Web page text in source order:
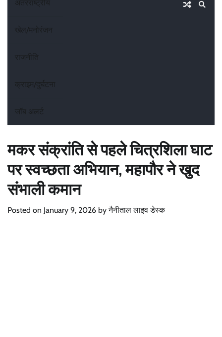
अंतरराष्ट्रीय
खेल/मनोरंजन
राजनीति
क्राइम/दुर्घटना
जॉब अलर्ट
मकर संक्रांति से पहले चित्रशिला घाट
पर स्वच्छता अभियान, महापौर ने खुद
संभाली कमान
Posted on January 9, 2026 byनैनीताल लाइव डेस्क